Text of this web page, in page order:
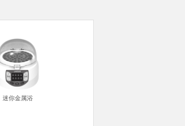
迷你金属浴